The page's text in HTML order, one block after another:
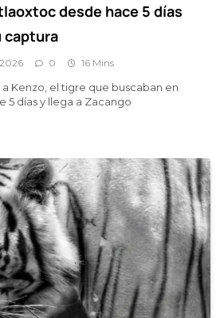
desde hace 5 días
captura
0 16 Mins
Kenzo, el tigre que buscaban en
5 días y llega a Zacango